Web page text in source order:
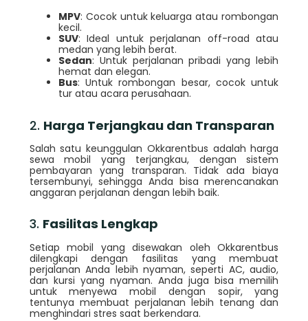
MPV: Cocok untuk keluarga atau rombongan
kecil.
SUV: Ideal untuk perjalanan off-road atau
medan yang lebih berat.
Sedan: Untuk perjalanan pribadi yang lebih
hemat dan elegan.
Bus: Untuk rombongan besar, cocok untuk
tur atau acara perusahaan.
2. Harga Terjangkau dan Transparan
Salah satu keunggulan Okkarentbus adalah harga
sewa mobil yang terjangkau, dengan sistem
pembayaran yang transparan. Tidak ada biaya
tersembunyi, sehingga Anda bisa merencanakan
anggaran perjalanan dengan lebih baik.
3. Fasilitas Lengkap
Setiap mobil yang disewakan oleh Okkarentbus
dilengkapi dengan fasilitas yang membuat
perjalanan Anda lebih nyaman, seperti AC, audio,
dan kursi yang nyaman. Anda juga bisa memilih
untuk menyewa mobil dengan sopir, yang
tentunya membuat perjalanan lebih tenang dan
menghindari stres saat berkendara.